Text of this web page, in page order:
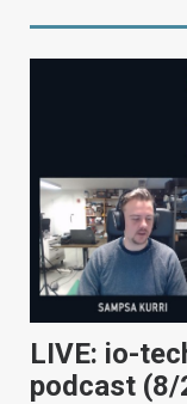
LIVE: io-
podcast (8/